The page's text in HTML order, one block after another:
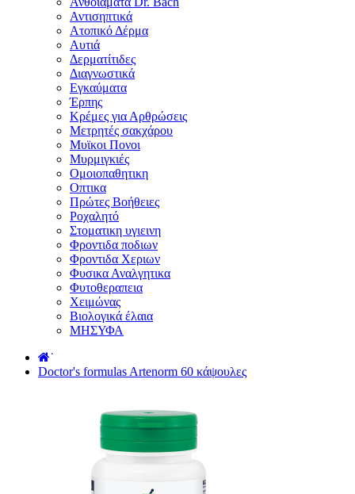
Αντισηπτικά
Ατοπικό Δέρμα
Αυτιά
Δερματίτιδες
Διαγνωστικά
Εγκαύματα
Έρπης
Κρέμες για Αρθρώσεις
Μετρητές σακχάρου
Μυϊκοι Πονοι
Μυρμιγκιές
Ομοιοπαθητικη
Οπτικα
Πρώτες Βοήθειες
Ροχαλητό
Στοματικη υγιεινη
Φροντιδα ποδιων
Φροντιδα Χεριων
Φυσικα Αναλγητικα
Φυτοθεραπεια
Χειμώνας
Βιολογικά έλαια
ΜΗΣΥΦΑ
˙
Doctor's formulas Artenorm 60 κάψουλες